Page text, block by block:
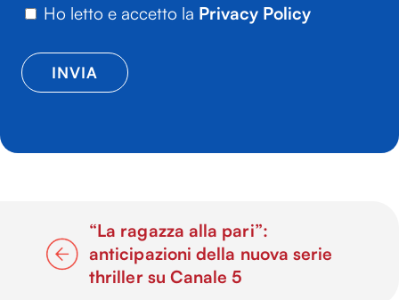
Ho letto e accetto la Privacy Policy
“La ragazza alla pari”:
anticipazioni della nuova serie
thriller su Canale 5